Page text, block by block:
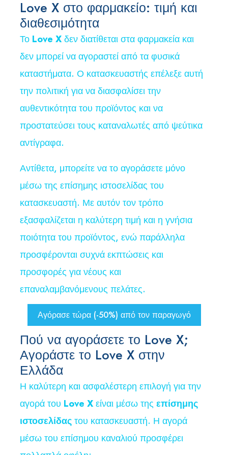
Love X στο φαρμακείο: τιμή και
διαθεσιμότητα
Το Love Xδεν διατίθεται στα φαρμακεία και
δεν μπορεί να αγοραστεί από τα φυσικά
καταστήματα. Ο κατασκευαστής επέλεξε αυτή
την πολιτική για να διασφαλίσει την
αυθεντικότητα του προϊόντος και να
προστατεύσει τους καταναλωτές από ψεύτικα
αντίγραφα.
Αντίθετα, μπορείτε να το αγοράσετε μόνο
μέσω της επίσημης ιστοσελίδας του
κατασκευαστή. Με αυτόν τον τρόπο
εξασφαλίζεται η καλύτερη τιμή και η γνήσια
ποιότητα του προϊόντος, ενώ παράλληλα
προσφέρονται συχνά εκπτώσεις και
προσφορές για νέους και
επαναλαμβανόμενους πελάτες.
Αγόρασε τώρα (-50%) από τον παραγωγό
Πού να αγοράσετε το Love X;
Αγοράστε το Love X στην
Ελλάδα
Η καλύτερη και ασφαλέστερη επιλογή για την
αγορά του Love Xείναι μέσω της επίσημης
ιστοσελίδαςτου κατασκευαστή. Η αγορά
μέσω του επίσημου καναλιού προσφέρει